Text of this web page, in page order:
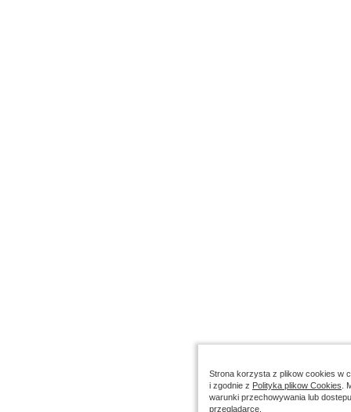
Strona korzysta z plikow cookies w
i zgodnie z Polityka plikow Cookies .
warunki przechowywania lub
przegladarce.